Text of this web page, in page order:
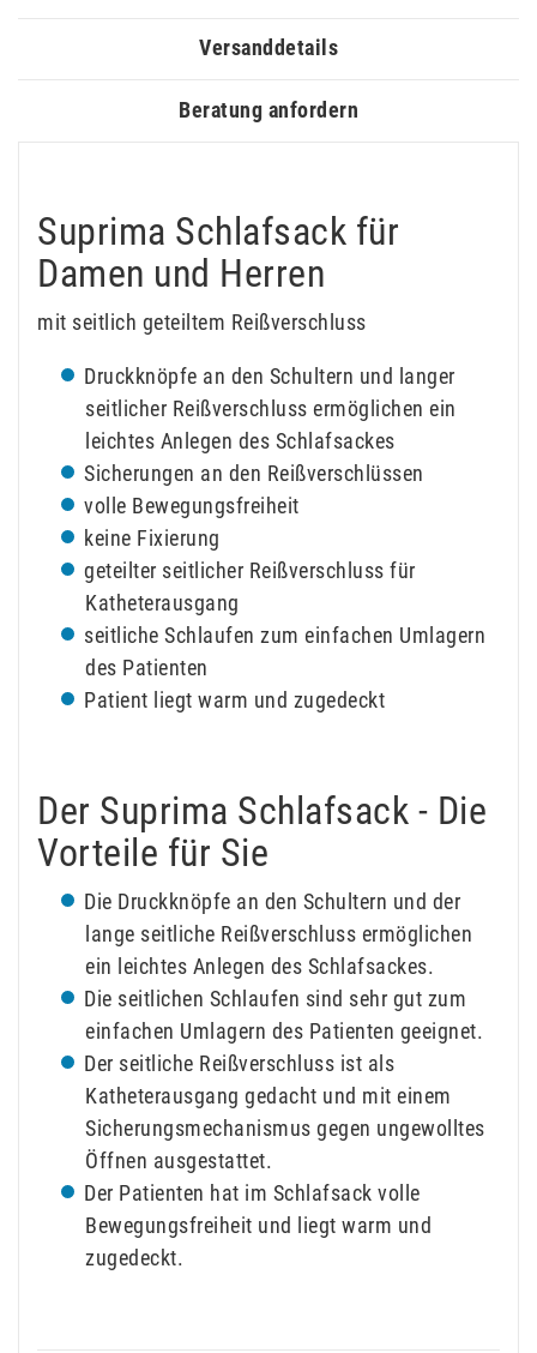
Versanddetails
Beratung anfordern
Suprima Schlafsack für
Damen und Herren
mit seitlich geteiltem Reißverschluss
Druckknöpfe an den Schultern und langer
seitlicher Reißverschluss ermöglichen ein
leichtes Anlegen des Schlafsackes
Sicherungen an den Reißverschlüssen
volle Bewegungsfreiheit
keine Fixierung
geteilter seitlicher Reißverschluss für
Katheterausgang
seitliche Schlaufen zum einfachen Umlagern
des Patienten
Patient liegt warm und zugedeckt
Der Suprima Schlafsack - Die
Vorteile für Sie
Die Druckknöpfe an den Schultern und der
lange seitliche Reißverschluss ermöglichen
ein leichtes Anlegen des Schlafsackes.
Die seitlichen Schlaufen sind sehr gut zum
einfachen Umlagern des Patienten geeignet.
Der seitliche Reißverschluss ist als
Katheterausgang gedacht und mit einem
Sicherungsmechanismus gegen ungewolltes
Öffnen ausgestattet.
Der Patienten hat im Schlafsack volle
Bewegungsfreiheit und liegt warm und
zugedeckt.